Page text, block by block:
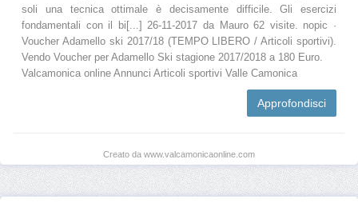
soli una tecnica ottimale è decisamente difficile. Gli esercizi
fondamentali con il bi[...] 26-11-2017 da Mauro 62 visite. nopic ·
Voucher Adamello ski 2017/18 (TEMPO LIBERO / Articoli sportivi).
Vendo Voucher per Adamello Ski stagione 2017/2018 a 180 Euro.
Valcamonica online Annunci Articoli sportivi Valle Camonica
Approfondisci
Creato da www.valcamonicaonline.com